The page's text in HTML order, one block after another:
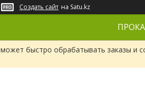
Создать сайт на Satu.kz
быстро обрабатывать заказы и